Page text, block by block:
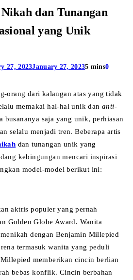
dan Tunangan
yang Unik
27, 2023January 27, 20235 mins0
orang dari kalangan atas yang tidak
memakai hal-hal unik dan anti-
busananya saja yang unik, perhiasan
selalu menjadi tren. Beberapa artis
dan tunangan unik yang
kebingungan mencari inspirasi
model-model berikut ini:
aktris populer yang pernah
Golden Globe Award. Wanita
dengan Benjamin Millepied
termasuk wanita yang peduli
memberikan cincin berlian
bebas konflik. Cincin berbahan